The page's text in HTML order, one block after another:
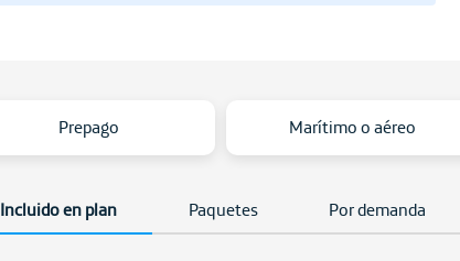
Prepago Marítimo o aéreo
Incluido en plan Paquetes Por demanda